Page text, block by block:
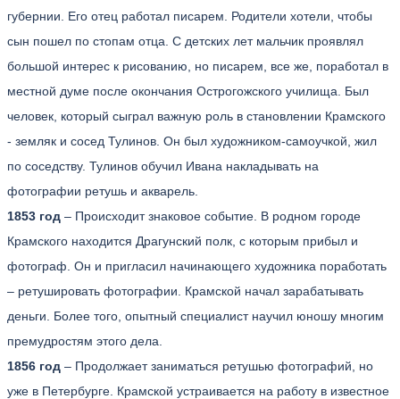
губернии. Его отец работал писарем. Родители хотели, чтобы
сын пошел по стопам отца. С детских лет мальчик проявлял
большой интерес к рисованию, но писарем, все же, поработал в
местной думе после окончания Острогожского училища. Был
человек, который сыграл важную роль в становлении Крамского
- земляк и сосед Тулинов. Он был художником-самоучкой, жил
по соседству. Тулинов обучил Ивана накладывать на
фотографии ретушь и акварель.
1853 год – Происходит знаковое событие. В родном городе
Крамского находится Драгунский полк, с которым прибыл и
фотограф. Он и пригласил начинающего художника поработать
– ретушировать фотографии. Крамской начал зарабатывать
деньги. Более того, опытный специалист научил юношу многим
премудростям этого дела.
1856 год – Продолжает заниматься ретушью фотографий, но
уже в Петербурге. Крамской устраивается на работу в известное